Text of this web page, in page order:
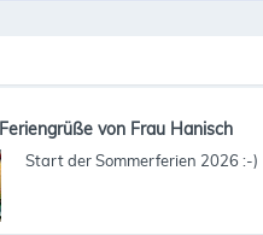
Feriengrüße von Frau Hanisch
Start der Sommerferien 2026 :-)